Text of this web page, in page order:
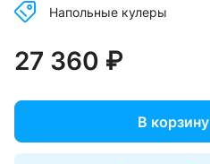
Напольные кулеры
27 360 ₽
В корзину